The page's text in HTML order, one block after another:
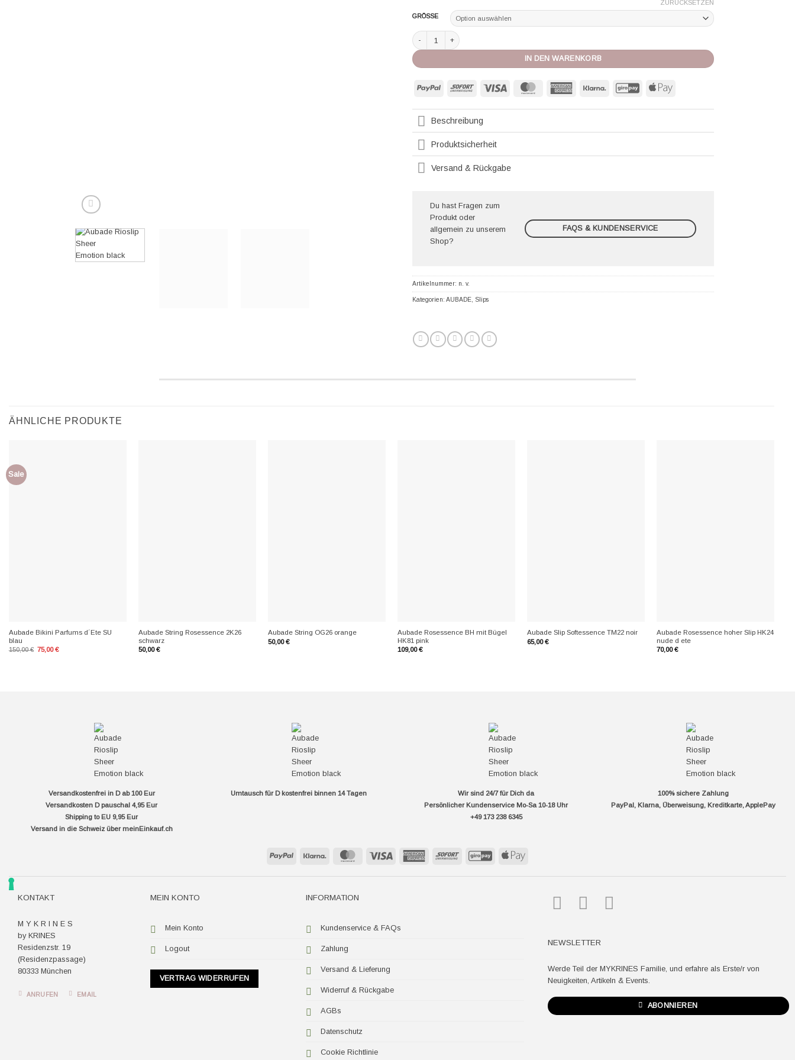
GRÖSSE
ZURÜCKSETZEN
Aubade Rioslip Sheer Emotion black Menge
IN DEN WARENKORB
PayPal Sofort Visa MasterCard American
Klarna GiroPay Apple
Beschreibung
Produktsicherheit
Versand & Rückgabe
Du hast Fragen zum
Produkt oder
allgemein zu unserem
Shop?
FAQS & KUNDENSERVICE
Artikelnummer: n. v.
Kategorien: AUBADE Slips
ÄHNLICHE PRODUKTE
Sale
Aubade Bikini Parfums d´Ete SU
blau
150,00€ Ursprünglicher
Preis
75,00€Aktueller
Aubade String Rosessence 2K26
schwarz
50,00€
Aubade String OG26 orange
50,00€
Aubade Rosessence BH mit Bügel
HK81 pink
109,00€
Aubade Slip Softessence TM22 noir
65,00€
Aubade Rosessence hoher Slip HK24
nude d ete
70,00€
Versandkostenfrei in D ab 100 Eur
Versandkosten D pauschal 4,95 Eur
Shipping to EU 9,95 Eur
Versand in die Schweiz über meinEinkauf.ch
Umtausch für D kostenfrei binnen 14 Tagen
Wir sind 24/7 für Dich da
Persönlicher Kundenservice Mo-Sa 10-18 Uhr
+49 173 238 6345
100% sichere Zahlung
PayPal, Klarna, Überweisung, Kreditkarte, ApplePay
PayPal Klarna MasterCard Visa
AmericanSofort GiroPay Apple
KONTAKT
M Y K R I N E S
by KRINES
Residenzstr. 19
(Residenzpassage)
80333 München
ANRUFEN EMAIL
MEIN KONTO
Mein Konto
Logout
VERTRAG WIDERRUFEN
INFORMATION
Kundenservice & FAQs
Zahlung
Versand & Lieferung
Widerruf & Rückgabe
AGBs
Datenschutz
Cookie Richtlinie
NEWSLETTER
Werde Teil der MYKRINES Familie, und erfahre als Erste/r von
Neuigkeiten, Artikeln & Events.
ABONNIEREN